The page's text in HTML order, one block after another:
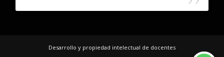
Desarrollo y propiedad intelectual de docentes